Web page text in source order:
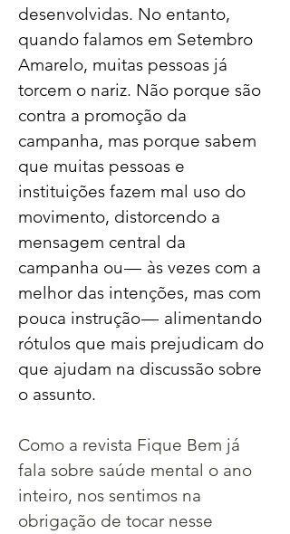
desenvolvidas. No entanto,
quando falamos em Setembro
Amarelo, muitas pessoas já
torcem o nariz. Não porque são
contra a promoção da
campanha, mas porque sabem
que muitas pessoas e
instituições fazem mal uso do
movimento, distorcendo a
mensagem central da
campanha ou —  às vezes com a
melhor das intenções, mas com
pouca instrução —  alimentando
rótulos que mais prejudicam do
que ajudam na discussão sobre
o assunto.
Como a revista Fique Bem já
fala sobre saúde mental o ano
inteiro, nos sentimos na
obrigação de tocar nesse